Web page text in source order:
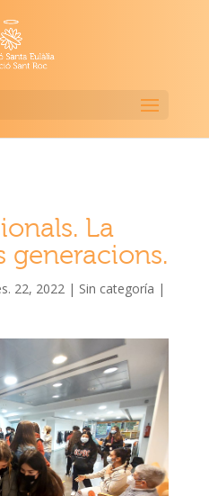
La
generacions.
22, 2022| Sin categoría |